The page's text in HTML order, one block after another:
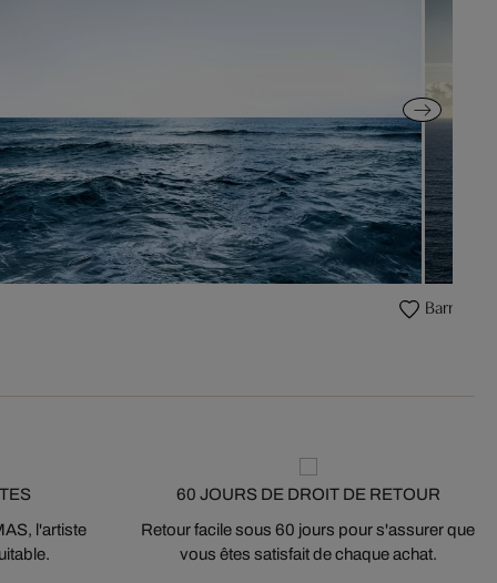
Barriga
l'artiste
60 JOURS DE DROIT DE RETOUR
Retour facile sous 60 jours pour s'assurer que
vous êtes satisfait de chaque achat.